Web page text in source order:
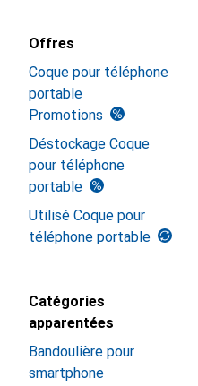
Offres
Coque pour téléphone
portable
Promotions
Déstockage Coque
pour téléphone
portable
Utilisé Coque pour
téléphone portable
Catégories
apparentées
Bandoulière pour
smartphone